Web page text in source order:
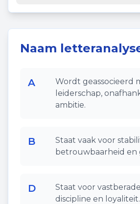
Naam
A
Wordt geassocieerd
leiderschap,
ambitie.
B
Staat vaak voor
betrouwbaarheid en
D
Staat voor
discipline en loyaliteit.